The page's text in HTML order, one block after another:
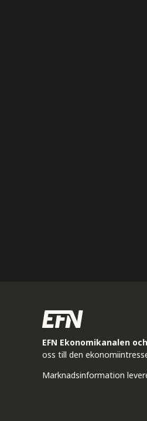
EFN Ekonomikanalen
oss till den
Marknadsinformation